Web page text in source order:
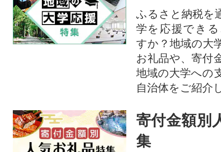
ふるさと納税を
学を応援でき
すか？地域の大
お礼品や、寄付
地域の大学への
自治体をご紹介
寄付金額別
集